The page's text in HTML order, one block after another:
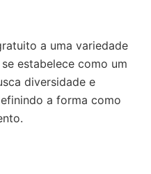
a uma variedade
estabelece como um
diversidade e
a forma como